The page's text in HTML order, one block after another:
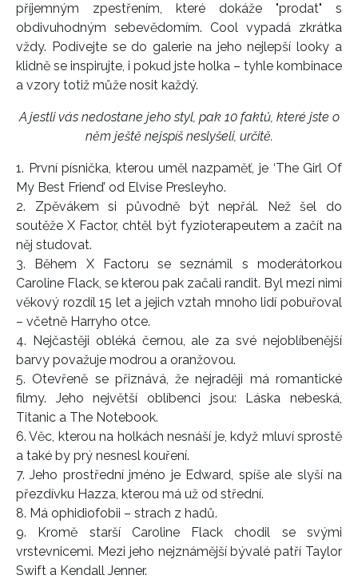
příjemným zpestřením, které dokáže "prodat" s
obdivuhodným sebevědomím. Cool vypadá zkrátka
vždy. Podívejte se do galerie na jeho nejlepší looky a
klidně se inspirujte, i pokud jste holka – tyhle kombinace
a vzory totiž může nosit každý.
A jestli vás nedostane jeho styl, pak 10 faktů, které jste o
něm ještě nejspíš neslyšeli, určitě.
1. První písnička, kterou uměl nazpaměť, je ‘The Girl Of
My Best Friend’ od Elvise Presleyho.
2. Zpěvákem si původně být nepřál. Než šel do
soutěže X Factor, chtěl být fyzioterapeutem a začít na
něj studovat.
3. Během X Factoru se seznámil s moderátorkou
Caroline Flack, se kterou pak začali randit. Byl mezi nimi
věkový rozdíl 15 let a jejich vztah mnoho lidí pobuřoval
– včetně Harryho otce.
4. Nejčastěji obléká černou, ale za své nejoblíbenější
barvy považuje modrou a oranžovou.
5. Otevřeně se přiznává, že nejraději má romantické
filmy. Jeho největší oblíbenci jsou: Láska nebeská,
Titanic a The Notebook.
6. Věc, kterou na holkách nesnáší je, když mluví sprostě
a také by prý nesnesl kouření.
7. Jeho prostřední jméno je Edward, spíše ale slyší na
přezdívku Hazza, kterou má už od střední.
8. Má ophidiofobii – strach z hadů.
9. Kromě starší Caroline Flack chodil se svými
vrstevnicemi. Mezi jeho nejznámější bývalé patří Taylor
Swift a Kendall Jenner.